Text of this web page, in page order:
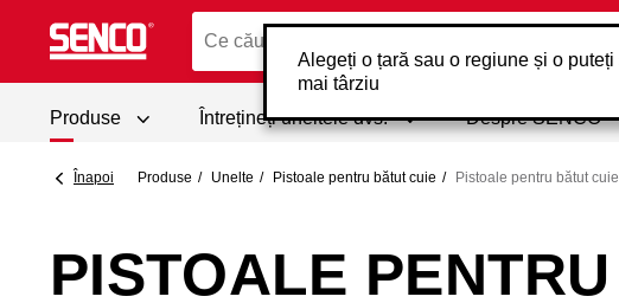
Alegeți o țară sau o regiune și o
mai târziu
Produse Întrețineți uneltele dvs. Despre SENCO
Înapoi Produse Unelte Pistoale pentru bătut cuie Pistoale pentru bătut
PISTOALE